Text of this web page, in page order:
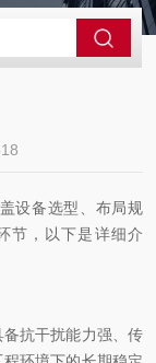
设备选型、布局规
节，以下是详细介
抗干扰能力强、传